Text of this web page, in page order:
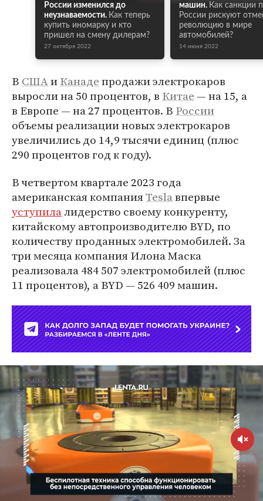
России изменился до
неузнаваемости. Как теперь
купить иномарку и кто
пришел на смену дилерам?
27 октября 2022
машин. Как санкции
России рискуют
революцию в мире
автомобилей?
14 июня 2022
В СШАиКанадепродажи электрокаров
выросли на 50 процентов, в Китае — на 15, а
в Европе — на 27 процентов. В России
объемы реализации новых электрокаров
увеличились до 14,9 тысячи единиц (плюс
290 процентов год к году).
В четвертом квартале 2023 года
американская компанияTeslaвпервые
уступилалидерство своему конкуренту,
китайскому автопроизводителю BYD, по
количеству проданных электромобилей. За
три месяца компания Илона Маска
реализовала 484 507 электромобилей (плюс
11 процентов), а BYD — 526 409 машин.